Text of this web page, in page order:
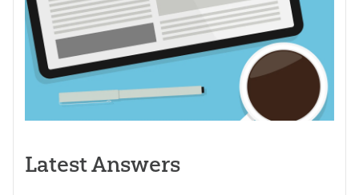
Latest Answers